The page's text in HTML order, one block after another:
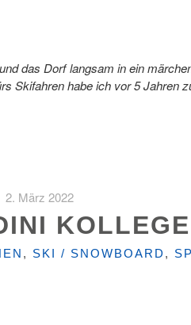
das Dorf langsam in ein
Skifahren habe ich vor 5 Jahren
2. März 2022
, SKI / SNOWBOARD ,